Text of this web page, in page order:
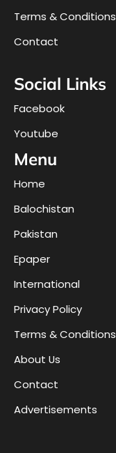
Terms & Conditions
Contact
Social Links
Facebook
Youtube
Menu
Home
Balochistan
Pakistan
Epaper
International
Privacy Policy
Terms & Conditions
About Us
Contact
Advertisements